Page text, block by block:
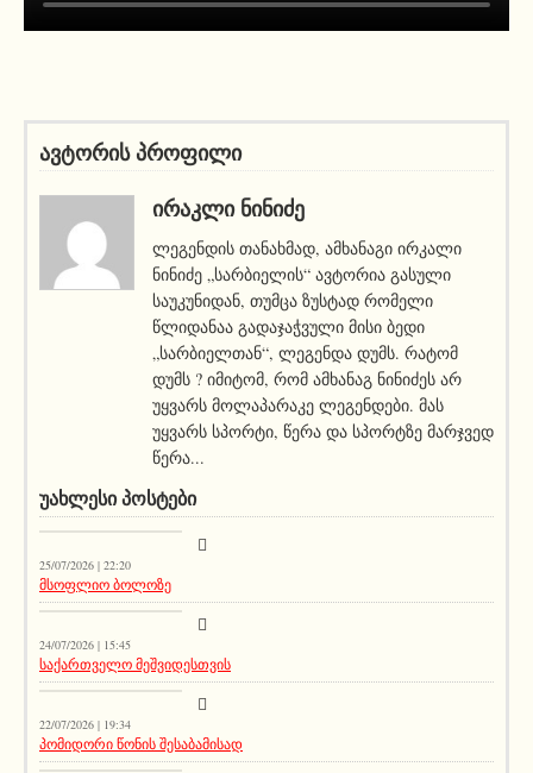
ავტორის პროფილი
ᲘᲠᲐᲙᲚᲘ ᲜᲘᲜᲘᲫᲔ
ლეგენდის თანახმად, ამხანაგი ირკალი
ნინიძე „სარბიელის“ ავტორია გასული
საუკუნიდან, თუმცა ზუსტად რომელი
წლიდანაა გადაჯაჭვული მისი ბედი
„სარბიელთან“, ლეგენდა დუმს. რატომ
დუმს ? იმიტომ, რომ ამხანაგ ნინიძეს არ
უყვარს მოლაპარაკე ლეგენდები. მას
უყვარს სპორტი, წერა და სპორტზე მარჯვედ
წერა...
ᲣᲐᲮᲚᲔᲡᲘ ᲞᲝᲡᲢᲔᲑᲘ
25/07/2026 | 22:20
მსოფლიო ბოლოზე
სიახლეები
24/07/2026 | 15:45
საქართველო მეშვიდესთვის
აქეთურ-იქითური
22/07/2026 | 19:34
პომიდორი წონის შესაბამისად
აქეთურ-იქითური